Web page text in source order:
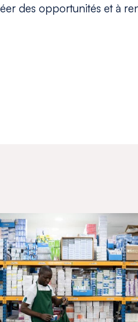
des opportunités et à